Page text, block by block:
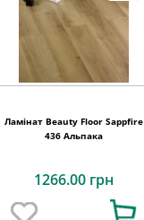
Ламінат Beauty Floor Sappfire
436 Альпака
1266.00 грн